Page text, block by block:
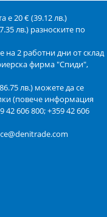
е 20 € (39.12 лв.)
лв.) разноските по
на 2 работни дни от склад
фирма "Спиди",
лв.) можете да се
(повече информация
606 800; +359 42 606